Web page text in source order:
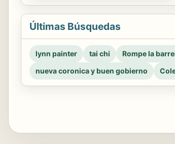
Últimas Búsquedas
lynn painter tai chi Rompe la
nueva coronica y buen gobierno